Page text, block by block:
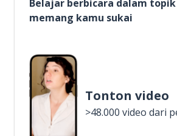
Belajar berbicara dalam
memang kamu sukai
Tonton video
>48.000 video dari